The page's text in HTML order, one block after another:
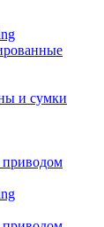
и сумки